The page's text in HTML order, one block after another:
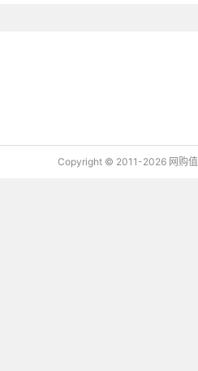
Copyright © 2011-2026 网购